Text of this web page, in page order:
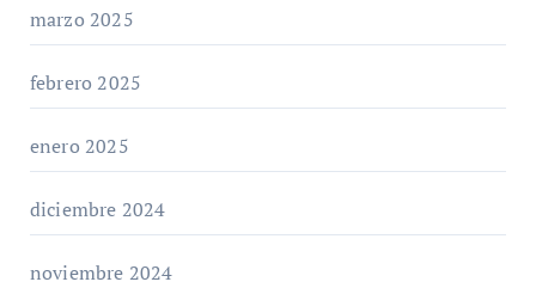
marzo 2025
febrero 2025
enero 2025
diciembre 2024
noviembre 2024